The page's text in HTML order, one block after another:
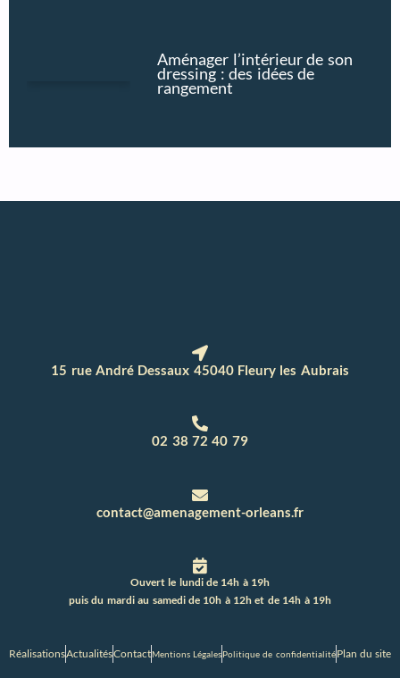
Aménager l’intérieur de son
dressing : des idées de
rangement
15 rue André Dessaux 45040 Fleury les Aubrais
02 38 72 40 79
contact@amenagement-orleans.fr
Ouvert le lundi de 14h à 19h
puis du mardi au samedi de 10h à 12h et de 14h à 19h
RéalisationsActualitésContactMentions LégalesPolitique de confidentialitéPlan du site